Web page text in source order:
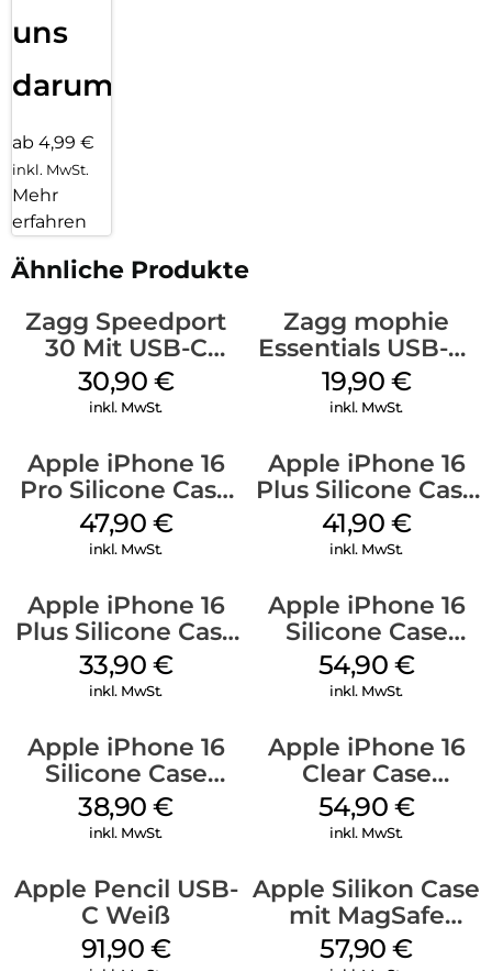
uns
darum!
ab 4,99 €
inkl. MwSt.
Mehr
erfahren
Ähnliche Produkte
Zagg Speedport
30 Mit USB-C
Kabel Weiß
30,90 €
inkl. MwSt.
Zagg mophie
Essentials USB-C-
20W Charger PD
Weiß
19,90 €
inkl. MwSt.
Apple iPhone 16
Pro Silicone Case
MagSafe Denim
47,90 €
inkl. MwSt.
Apple iPhone 16
Plus Silicone Case
MagSafe Stone
Gray
41,90 €
inkl. MwSt.
Apple iPhone 16
Plus Silicone Case
MagSafe Lake
Green
33,90 €
inkl. MwSt.
Apple iPhone 16
Silicone Case
MagSafe Black
54,90 €
inkl. MwSt.
Apple iPhone 16
Silicone Case
MagSafe
Ultramarine
38,90€
inkl. MwSt.
Apple iPhone 16
Clear Case
MagSafe
Transparent
54,90 €
inkl. MwSt.
Apple Pencil USB-
C Weiß
91,90 €
Apple Silikon Case
mit MagSafe
iPhone 14 Pro
57,90€